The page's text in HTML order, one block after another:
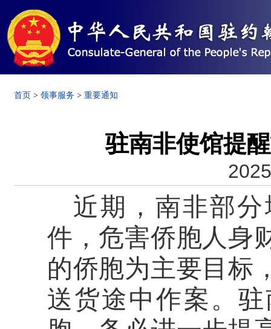
首页 > 领事服务 > 重要通知
驻南非使馆提
近期，南非部
件，危害侨胞人身
的侨胞为主要目标
送货途中作案。